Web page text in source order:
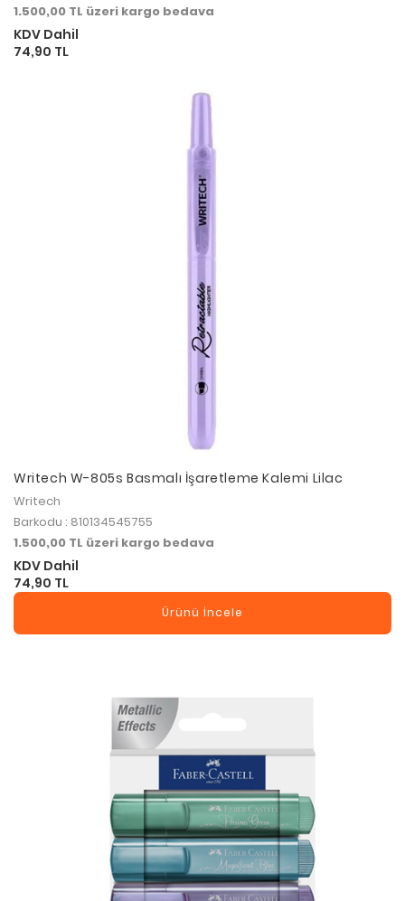
1.500,00 TL üzeri kargo bedava
KDV Dahil
74,90 TL
Writech W-805s Basmalı İşaretleme Kalemi Lilac
Writech
Barkodu : 810134545755
1.500,00 TL üzeri kargo bedava
KDV Dahil
74,90 TL
Ürünü İncele